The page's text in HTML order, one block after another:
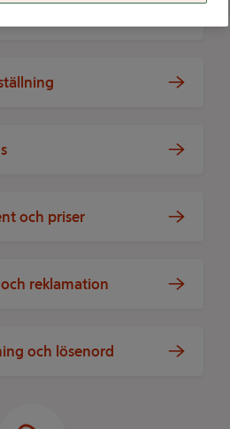
och priser
reklamation
och lösenord